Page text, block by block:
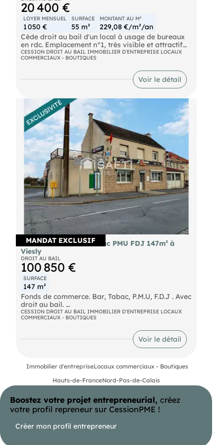
20 400 €
LOYER MENSUEL
1 050 €
SURFACE
55 m²
MONTANT AU M²
229,08 €/m²/an
Cède droit au bail d'un local à usage de bureaux
en rdc. Emplacement n°1, très visible et attractif
Prix de cession honoraires inclus à la charge de
l'acquéreur. Partenaire du réseau , s'appuie sur
des synergies fortes avec les cabinets d'expertise
comptable du groupe pour proposer aux
acquéreurs et vendeurs un accompagnement sans
réalisons business plan, prévisionnel, démarches
notariales et juridiques, agréments, recherche de
financements et d'aides institutionnelles,
constitution de société et immatriculation.
CESSION DROIT AU BAIL IMMOBILIER D'ENTREPRISE LOCAUX
COMMERCIAUX - BOUTIQUES
Voir le détail
MANDAT EXCLUSIF
Vente avec dab bar tabac PMU FDJ 147m² à
Viesly
DROIT AU BAIL
100 850 €
SURFACE
147 m²
Fonds de commerce. Bar, Tabac, P.M.U, F.D.J . Avec
droit au bail.
Idéalement placé sur un axe passant avec du
Je de saisir votre futur projet de vie !
complémentaires tel que le P.M.U, F.D.J, relais
incontournable pour tous, aussi bien pour les
clients locaux fidèles de toutes générations que les
clients de passage.
Dans un contexte chaleureux et fonctionnel, ce
CESSION DROIT AU BAIL IMMOBILIER D'ENTREPRISE LOCAUX
COMMERCIAUX - BOUTIQUES
Voir le détail
Immobilier d'entrepriseLocaux commerciaux - Boutiques
Hauts-de-FranceNord-Pas-de-Calais
Boostez votre projet entrepreneurial, créez
votre profil repreneur sur CessionPME !
Créer mon profil entrepreneur